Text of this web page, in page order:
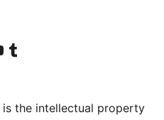
kontokanal
Besök vårt Tumblr-konto
is the intellectual property